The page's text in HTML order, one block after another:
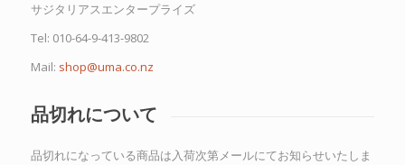
サジタリアスエンタープライズ
Tel: 010-64-9-413-9802
Mail: shop@uma.co.nz
品切れについて
品切れになっている商品は入荷次第メールにてお知らせいたしま